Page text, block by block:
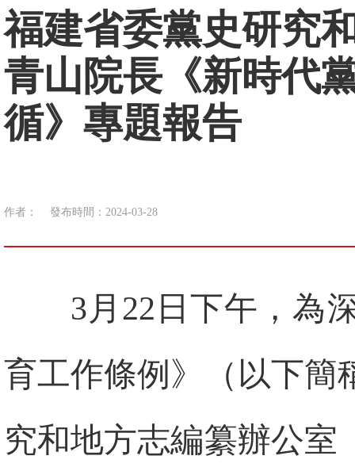
福建省委黨史研究
青山院長《新時代
循》專題報告
作者： 發布時間：2024-03-28
3月22日下午，為
育工作條例》（以下簡
究和地方志編纂辦公室